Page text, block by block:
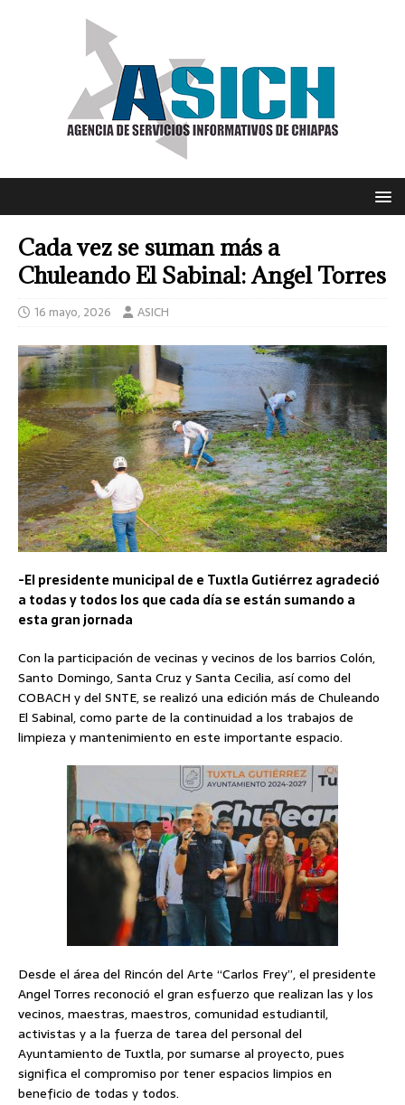
Cada vez se suman más a
Chuleando El Sabinal: Angel Torres
16 mayo, 2026 ASICH
-El presidente municipal de e Tuxtla Gutiérrez agradeció
a todas y todos los que cada día se están sumando a
esta gran jornada
Con la participación de vecinas y vecinos de los barrios Colón,
Santo Domingo, Santa Cruz y Santa Cecilia, así como del
COBACH y del SNTE, se realizó una edición más de Chuleando
El Sabinal, como parte de la continuidad a los trabajos de
limpieza y mantenimiento en este importante espacio.
Desde el área del Rincón del Arte “Carlos Frey”, el presidente
Angel Torres reconoció el gran esfuerzo que realizan las y los
vecinos, maestras, maestros, comunidad estudiantil,
activistas y a la fuerza de tarea del personal del
Ayuntamiento de Tuxtla, por sumarse al proyecto, pues
significa el compromiso por tener espacios limpios en
beneficio de todas y todos.